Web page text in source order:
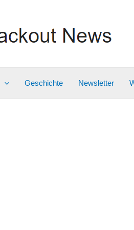
Geschichte Newsletter